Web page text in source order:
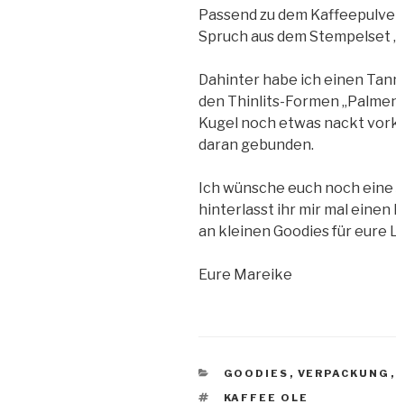
Passend zu dem
Spruch aus dem Stempelset
Dahinter habe ich einen
den Thinlits-Formen
Kugel noch etwas nackt
daran gebunden.
Ich wünsche euch noch
hinterlasst ihr mir mal einen
an kleinen Goodies für eure
Eure Mareike
KATEGORIEN
GOODIES , VERPACKUNG ,
SCHLAGWÖRTER
KAFFEE OLE